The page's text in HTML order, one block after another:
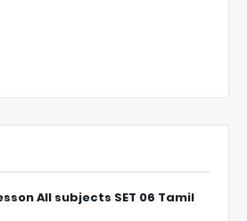
All subjects SET 06 Tamil